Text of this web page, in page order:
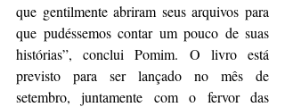
que gentilmente abriram seus arquivos para
que pudéssemos contar um pouco de suas
histórias”, conclui Pomim. O livro está
previsto para ser lançado no mês de
setembro, juntamente com o fervor das